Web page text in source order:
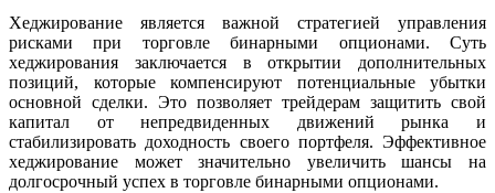
Хеджирование является важной стратегией управления
рисками при торговле бинарными опционами. Суть
хеджирования заключается в открытии дополнительных
позиций, которые компенсируют потенциальные убытки
основной сделки. Это позволяет трейдерам защитить свой
капитал от непредвиденных движений рынка и
стабилизировать доходность своего портфеля. Эффективное
хеджирование может значительно увеличить шансы на
долгосрочный успех в торговле бинарными опционами.